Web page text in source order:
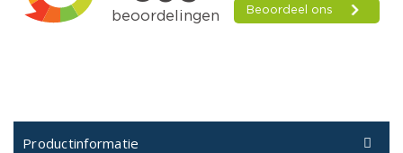
Productinformatie